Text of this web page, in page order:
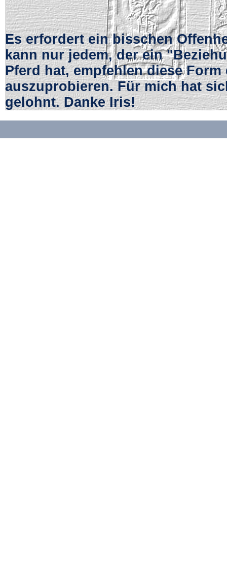
Es erfordert ein bisschen
kann nur jedem, der ein
Pferd hat, empfehlen diese
auszuprobieren. Für mich hat
gelohnt. Danke Iris!